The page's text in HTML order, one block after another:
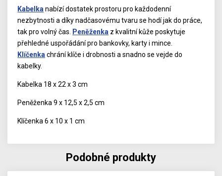
Kabelka nabízí dostatek prostoru pro každodenní
nezbytnosti a díky nadčasovému tvaru se hodí jak do práce,
tak pro volný čas.
Peněženka z kvalitní kůže poskytuje
přehledné uspořádání pro bankovky, karty i mince.
Klíčenka chrání klíče i drobnosti a snadno se vejde do
kabelky.
Kabelka 18 x 22 x 3 cm
Peněženka 9 x 12,5 x 2,5 cm
Klíčenka 6 x 10 x 1 cm
Podobné produkty